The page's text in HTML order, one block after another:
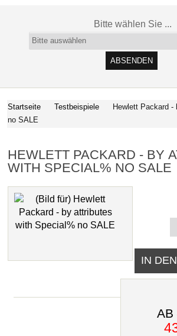
Bitte wählen Sie ...
Startseite Testbeispiele
Hewlett Packard -
no SALE
HEWLETT PACKARD - BY
WITH SPECIAL% NO SALE
AB